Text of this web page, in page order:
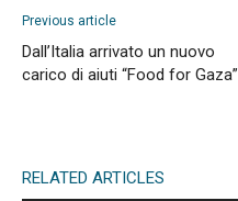
Previous article
Dall’Italia arrivato un nuovo
carico di aiuti “Food for Gaza”
RELATED ARTICLES